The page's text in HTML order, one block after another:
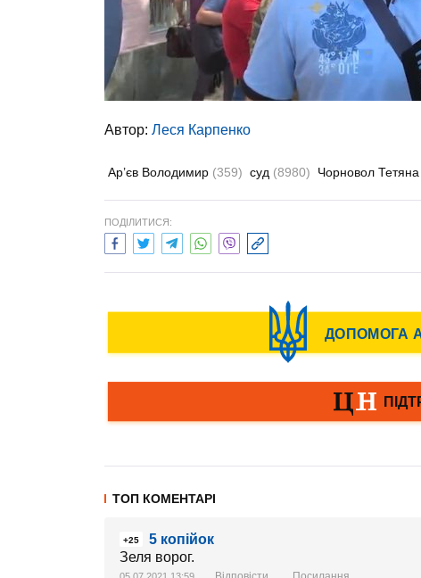
Автор: Леся Карпенко
Ар’єв Володимир (359) суд (8980) Чорновол Тетяна
ПОДІЛИТИСЯ:
ТОП КОМЕНТАРІ
+25
5 копійок
Зеля ворог.